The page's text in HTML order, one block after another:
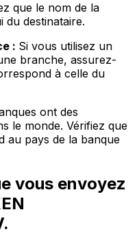
que le nom de la
du destinataire.
: Si vous utilisez un
branche, assurez-
à celle du
ont des
le monde. Vérifiez que
au pays de la banque
vous envoyez